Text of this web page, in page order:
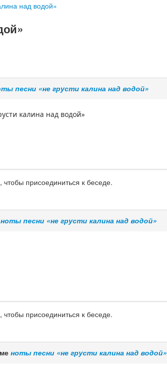
над водой»
песни «не грусти калина над водой»
калина над водой»
, чтобы присоединиться к беседе.
ноты песни «не грусти калина над водой»
, чтобы присоединиться к беседе.
ноты песни «не грусти калина над водой»